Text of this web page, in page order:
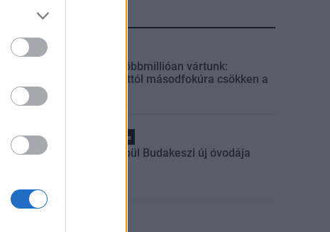
LEGFRISSEBB
Amire többmillióan vártunk:
szombattól másodfokúra csökken a
Pest megye
Fából épül Budakeszi új óvodája